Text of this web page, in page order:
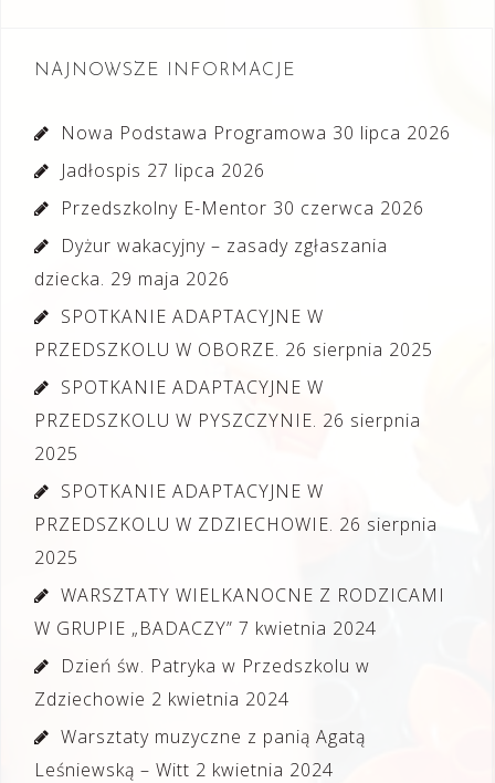
NAJNOWSZE INFORMACJE
Nowa Podstawa Programowa 30 lipca 2026
Jadłospis 27 lipca 2026
Przedszkolny E-Mentor 30 czerwca 2026
Dyżur wakacyjny – zasady zgłaszania
dziecka. 29 maja 2026
SPOTKANIE ADAPTACYJNE W
PRZEDSZKOLU W OBORZE. 26 sierpnia 2025
SPOTKANIE ADAPTACYJNE W
PRZEDSZKOLU W PYSZCZYNIE. 26 sierpnia
2025
SPOTKANIE ADAPTACYJNE W
PRZEDSZKOLU W ZDZIECHOWIE. 26 sierpnia
2025
WARSZTATY WIELKANOCNE Z RODZICAMI
W GRUPIE „BADACZY” 7 kwietnia 2024
Dzień św. Patryka w Przedszkolu w
Zdziechowie 2 kwietnia 2024
Warsztaty muzyczne z panią Agatą
Leśniewską – Witt 2 kwietnia 2024